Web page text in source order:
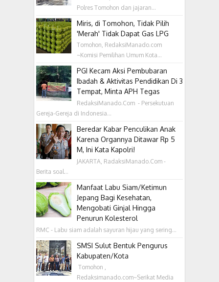
Polres Tomohon dan jajaran...
Miris, di Tomohon, Tidak Pilih
'Merah' Tidak Dapat Gas LPG
Tomohon, RedaksiManado.com
~Komisi Pemilihan Umum Kota...
PGI Kecam Aksi Pembubaran
Ibadah & Aktivitas Pendidikan Di 3
Tempat, Minta APH Tegas
RedaksiManado.Com - Persekutuan
Gereja-Gereja di Indonesia...
Beredar Kabar Penculikan Anak
Karena Organnya Ditawar Rp 5
M, Ini Kata Kapolri!
JAKARTA, RadaksiManado.Com -
Berita soal...
Manfaat Labu Siam/Ketimun
Jepang Bagi Kesehatan,
Mengobati Ginjal Hingga
Penurun Kolesterol
RMC - Labu siam adalah sayuran hijau yang sering...
SMSI Sulut Bentuk Pengurus
Kabupaten/Kota
‎ Tomohon ,
Redaksimanado.com~Serikat Media